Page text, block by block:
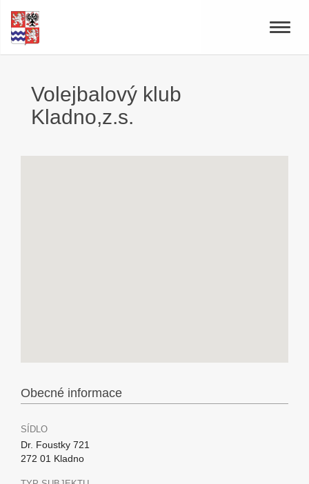
Toggle
Volejbalový klub
Kladno,z.s.
Obecné informace
SÍDLO
Dr. Foustky 721
272 01 Kladno